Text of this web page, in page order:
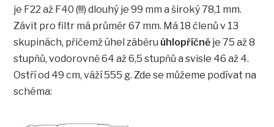
je F22 až F40 (!!!) dlouhý je 99 mm a široký 78,1 mm.
Závit pro filtr má průměr 67 mm. Má 18 členů v 13
skupinách, přičemž úhel záběru úhlopříčně je 75 až 8
stupňů, vodorovně 64 až 6,5 stupňů a svisle 46 až 4.
Ostří od 49 cm, váží 555 g. Zde se můžeme podívat na
schéma: